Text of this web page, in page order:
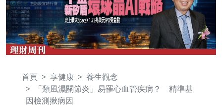
首頁 享健康
養生觀念
「類風濕關節炎」易罹心血管疾病？ 精準基
因檢測揪病因